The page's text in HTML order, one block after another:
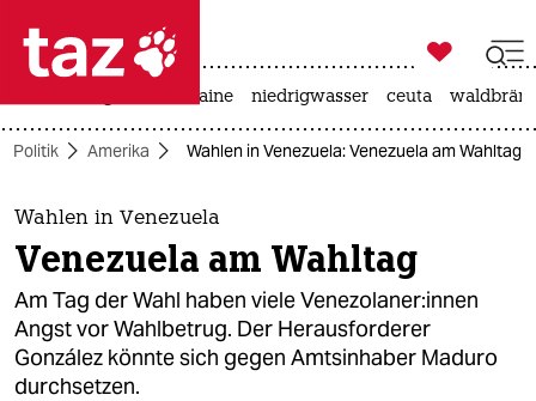
 taz zahl ich
taz zahl ich
themen
politik
öko
gesellschaft

taz zahl ich
krieg in der ukraine niedrigwasser ceuta
Politik Amerika Wahlen in Venezuela: Venezuela am Wahltag
Wahlen in Venezuela
Venezuela am Wahltag
Am Tag der Wahl haben viele Ve­ne­zo­la­ne­r:in­nen
Angst vor Wahlbetrug. Der Herausforderer
González könnte sich gegen Amtsinhaber Maduro
durchsetzen.